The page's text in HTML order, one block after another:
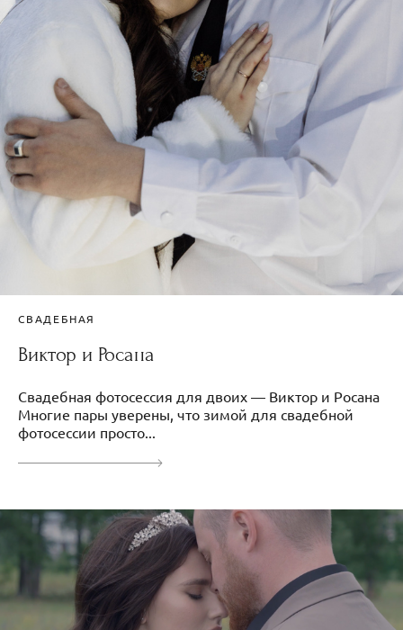
СВАДЕБНАЯ
Виктор и Росана
Свадебная фотосессия для двоих — Виктор и Росана
Многие пары уверены, что зимой для свадебной
фотосессии просто...